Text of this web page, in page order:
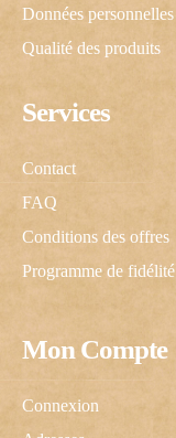
Mon Compte
Connexion
Services
Contact
FAQ
Conditions des offres
Programme de fidélité
Données personnelles
Qualité des produits